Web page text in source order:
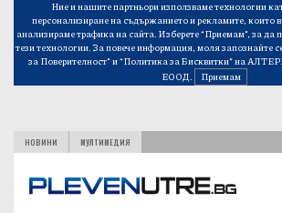
Ние и нашите партньори използваме технологии
персонализиране на съдържанието и рекламите, които
анализираме трафика на сайта. Изберете “Приемам”, за да
тези технологии. За повече информация, моля запознайте
за Поверителност”и“Политика за Бисквитки”на
ЕООД.
Приемам
НОВИНИ МУЛТИМЕДИЯ